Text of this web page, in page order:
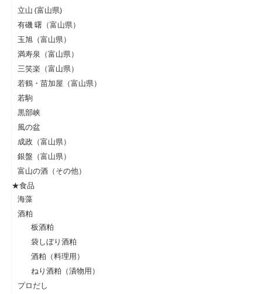
立山 (富山県)
有磯 曙（富山県）
玉旭（富山県）
満寿泉（富山県）
三笑楽（富山県）
若鶴・苗加屋（富山県）
若駒
黒部峡
風の盆
成政（富山県）
銀盤（富山県）
富山の酒（その他）
★食品
海藻
酒粕
板酒粕
袋しぼり酒粕
酒粕（料理用）
ねり酒粕（漬物用）
プロだし